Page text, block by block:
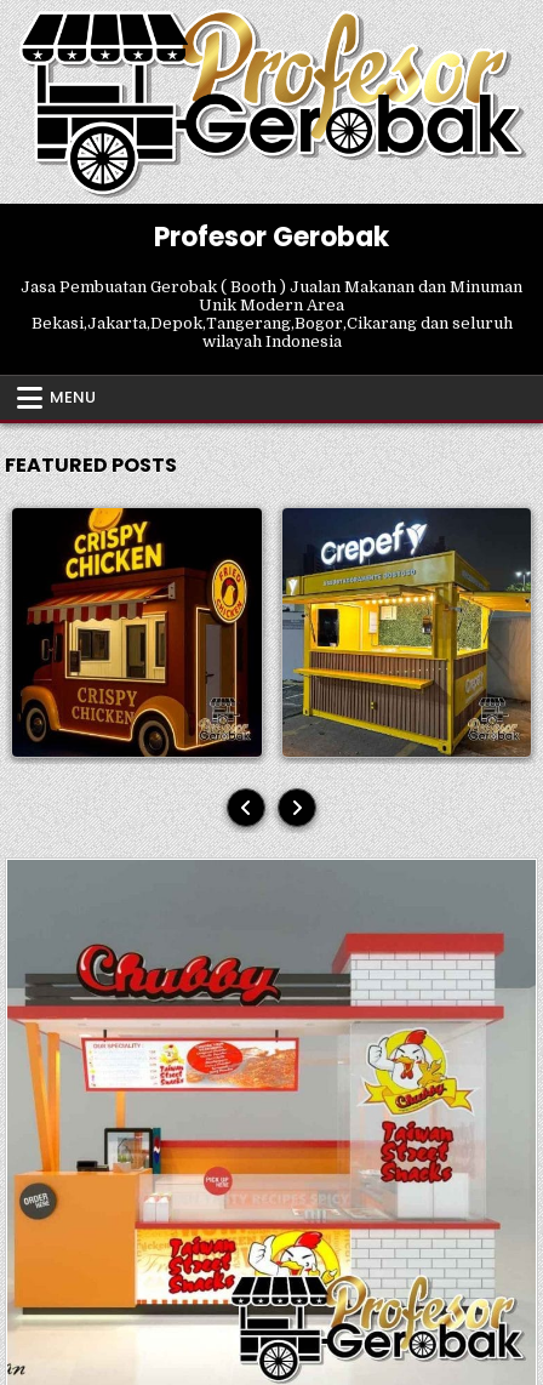
Skip
to
content
Profesor Gerobak
Jasa Pembuatan Gerobak ( Booth ) Jualan Makanan dan Minuman
Unik Modern Area
Bekasi,Jakarta,Depok,Tangerang,Bogor,Cikarang dan seluruh
wilayah Indonesia
MENU
FEATURED POSTS